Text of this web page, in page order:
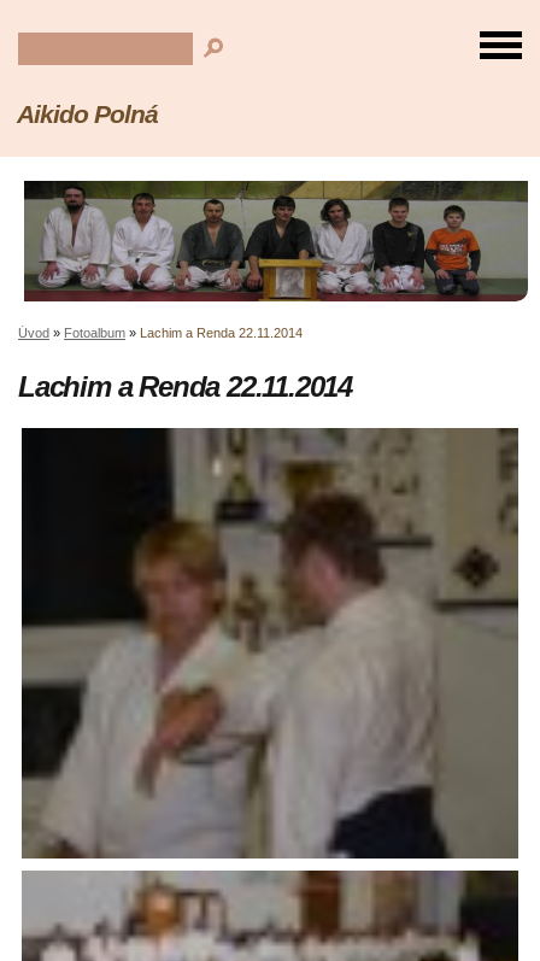
Aikido Polná
Úvod » Fotoalbum » Lachim a Renda 22.11.2014
Lachim a Renda 22.11.2014